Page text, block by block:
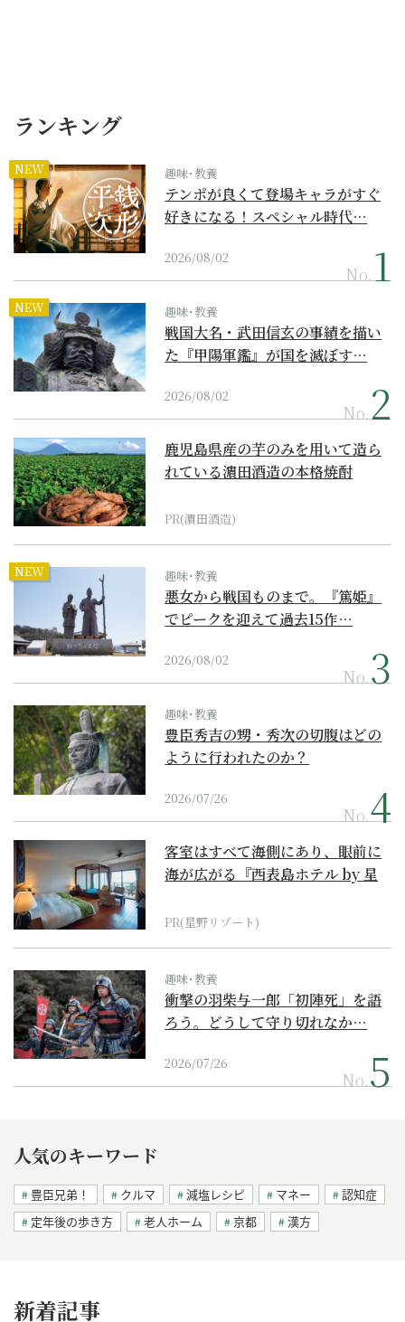
ランキング
NEW 趣味･教養
テンポが良くて登場キャラがすぐ
好きになる！スペシャル時代…
2026/08/02
No.
NEW 趣味･教養
戦国大名・武田信玄の事績を描い
た『甲陽軍鑑』が国を滅ぼす…
2026/08/02
No.
鹿児島県産の芋のみを用いて造ら
れている濵田酒造の本格焼酎
PR(濵田酒造)
NEW 趣味･教養
悪女から戦国ものまで。『篤姫』
でピークを迎えて過去15作…
2026/08/02
No.
趣味･教養
豊臣秀吉の甥・秀次の切腹はどの
ように行われたのか？
2026/07/26
No.
客室はすべて海側にあり、眼前に
海が広がる『西表島ホテル by 星
PR(星野リゾート)
趣味･教養
衝撃の羽柴与一郎「初陣死」を語
ろう。どうして守り切れなか…
2026/07/26
No.
人気のキーワード
豊臣兄弟！ クルマ 減塩レシピ マネー
認知症
定年後の歩き方
老人ホーム 京都 漢方
新着記事